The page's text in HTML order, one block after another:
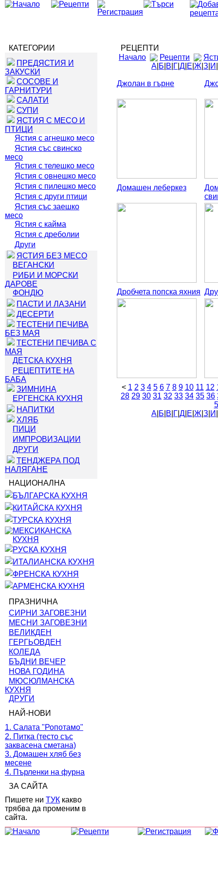
КАТЕГОРИИ
ПРЕДЯСТИЯ И
ЗАКУСКИ
СОСОВЕ И
ГАРНИТУРИ
САЛАТИ
СУПИ
ЯСТИЯ С МЕСО И
ПТИЦИ
Ястия с агнешко месо
Ястия със свинско
месо
Ястия с телешко месо
Ястия с овнешко месо
Ястия с пилешко месо
Ястия с други птици
Ястия със заешко
месо
Ястия с кайма
Ястия с дреболии
Други
ЯСТИЯ БЕЗ МЕСО
ВЕГАНСКИ
РИБИ И МОРСКИ
ДАРОВЕ
ФОНДЮ
ПАСТИ И ЛАЗАНИ
ДЕСЕРТИ
ТЕСТЕНИ ПЕЧИВА
БЕЗ МАЯ
ТЕСТЕНИ ПЕЧИВА С
МАЯ
ДЕТСКА КУХНЯ
РЕЦЕПТИТЕ НА
БАБА
ЗИМНИНА
ЕРГЕНСКА КУХНЯ
НАПИТКИ
ХЛЯБ
ПИЦИ
ИМПРОВИЗАЦИИ
ДРУГИ
ТЕНДЖЕРА ПОД
НАЛЯГАНЕ
НАЦИОНАЛНА
БЪЛГАРСКА КУХНЯ
КИТАЙСКА КУХНЯ
ТУРСКА КУХНЯ
МЕКСИКАНСКА
КУХНЯ
РУСКА КУХНЯ
ИТАЛИАНСКА КУХНЯ
ФРЕНСКА КУХНЯ
АРМЕНСКА КУХНЯ
ПРАЗНИЧНА
СИРНИ ЗАГОВЕЗНИ
МЕСНИ ЗАГОВЕЗНИ
ВЕЛИКДЕН
ГЕРГЬОВДЕН
КОЛЕДА
БЪДНИ ВЕЧЕР
НОВА ГОДИНА
МЮСЮЛМАНСКА
КУХНЯ
ДРУГИ
НАЙ-НОВИ
1. Салата "Ропотамо"
2. Питка (тесто със
заквасена сметана)
3. Домашен хляб без
месене
4. Пърленки на фурна
ЗА САЙТА
Пишете ни ТУК какво
трябва да променим в
сайта.
РЕЦЕПТИ
Начало
Рецепти
А Б В Г Д Е Ж З И
Джолан в гърне
Домашен леберкез
Дробчета попска яхния
< 1 2 3 4 5 6 7 8 9 10 11 12
28 29 30 31 32 33 34 35 36
А Б В Г Д Е Ж З И